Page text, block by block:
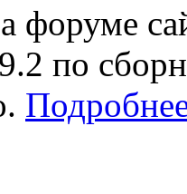
форуме
по